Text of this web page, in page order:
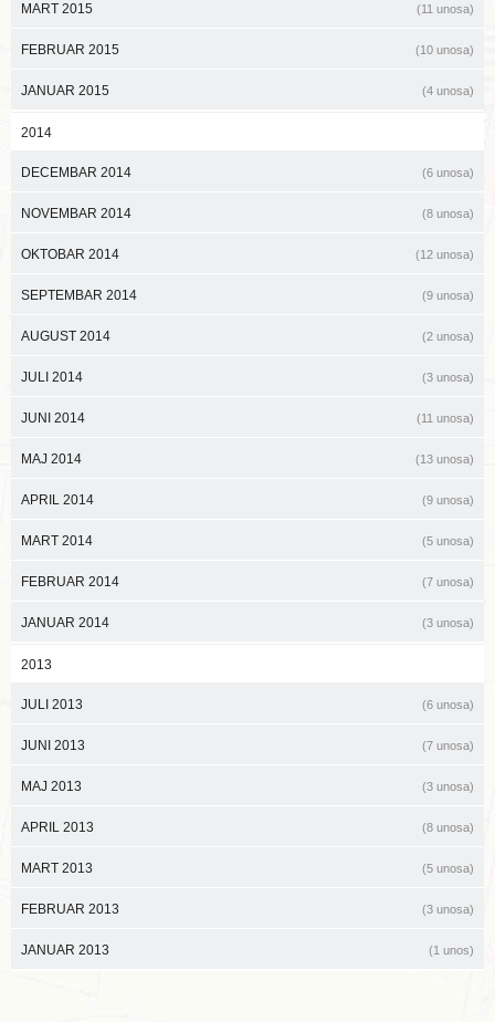
MART 2015 (11 unosa)
FEBRUAR 2015 (10 unosa)
JANUAR 2015 (4 unosa)
2014
DECEMBAR 2014 (6 unosa)
NOVEMBAR 2014 (8 unosa)
OKTOBAR 2014 (12 unosa)
SEPTEMBAR 2014 (9 unosa)
AUGUST 2014 (2 unosa)
JULI 2014 (3 unosa)
JUNI 2014 (11 unosa)
MAJ 2014 (13 unosa)
APRIL 2014 (9 unosa)
MART 2014 (5 unosa)
FEBRUAR 2014 (7 unosa)
JANUAR 2014 (3 unosa)
2013
JULI 2013 (6 unosa)
JUNI 2013 (7 unosa)
MAJ 2013 (3 unosa)
APRIL 2013 (8 unosa)
MART 2013 (5 unosa)
FEBRUAR 2013 (3 unosa)
JANUAR 2013 (1 unos)